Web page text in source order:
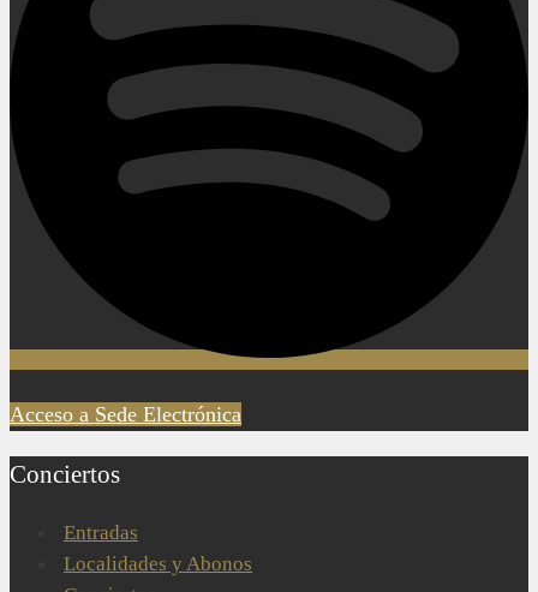
Acceso a Sede Electrónica
Conciertos
Entradas
Localidades y Abonos